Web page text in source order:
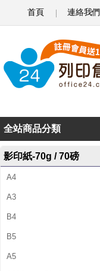
首頁 連絡我們
n
n
i
m
a
g
全站商品分類
影印紙-70g / 70磅
A4
A3
B4
B5
A5